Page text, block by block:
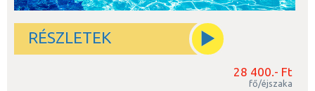
RÉSZLETEK
28 400.- Ft
fő/éjszaka